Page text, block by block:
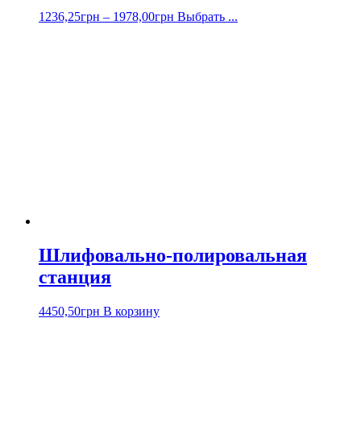
1236,25грн – 1978,00грн Выбрать ...
Шлифовально-полировальная
станция
4450,50грн В корзину